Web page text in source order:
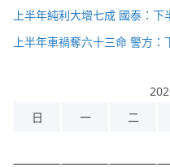
上半年純利大增七成 國泰：
上半年車禍奪六十三命 警方
日
一 二